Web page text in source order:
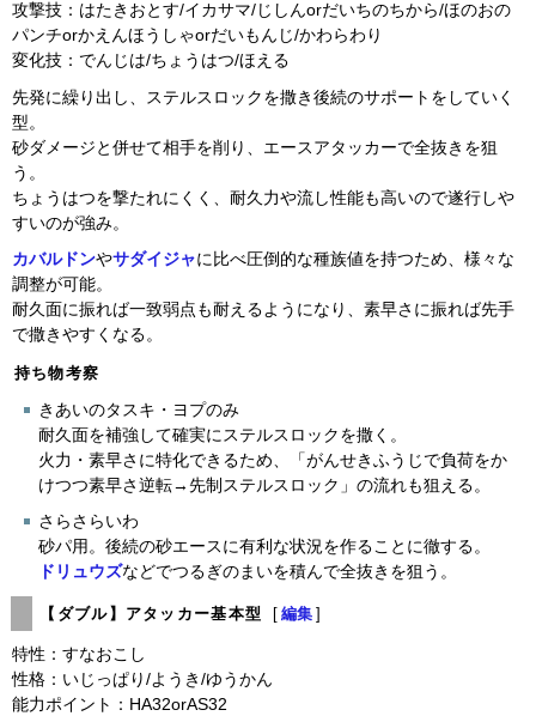
攻撃技：はたきおとす/イカサマ/じしんorだいちのちから/ほのおの
パンチorかえんほうしゃorだいもんじ/かわらわり
変化技：でんじは/ちょうはつ/ほえる
先発に繰り出し、ステルスロックを撒き後続のサポートをしていく
型。
砂ダメージと併せて相手を削り、エースアタッカーで全抜きを狙
う。
ちょうはつを撃たれにくく、耐久力や流し性能も高いので遂行しや
すいのが強み。
カバルドンやサダイジャに比べ圧倒的な種族値を持つため、様々な
調整が可能。
耐久面に振れば一致弱点も耐えるようになり、素早さに振れば先手
で撒きやすくなる。
持ち物考察
きあいのタスキ・ヨプのみ
耐久面を補強して確実にステルスロックを撒く。
火力・素早さに特化できるため、「がんせきふうじで負荷をか
けつつ素早さ逆転→先制ステルスロック」の流れも狙える。
さらさらいわ
砂パ用。後続の砂エースに有利な状況を作ることに徹する。
ドリュウズなどでつるぎのまいを積んで全抜きを狙う。
【ダブル】アタッカー基本型 [ 編集 ]
特性：すなおこし
性格：いじっぱり/ようき/ゆうかん
能力ポイント：HA32orAS32